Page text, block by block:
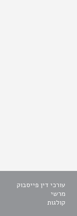
עורכי דין פייסבוק
מרשי
קולגות